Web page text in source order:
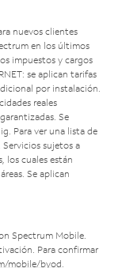
nuevos clientes
en los últimos
impuestos y cargos
se aplican tarifas
por instalación.
reales
Se
Para ver una lista de
. Servicios sujetos a
los cuales están
Se aplican
Spectrum Mobile.
Para confirmar
mobile/byod